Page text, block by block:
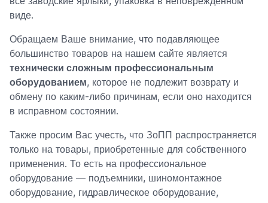
виде.
Обращаем Ваше внимание, что подавляющее
большинство товаров на нашем сайте является
технически сложным профессиональным
оборудованием, которое не подлежит возврату и
обмену по каким-либо причинам, если оно находится
в исправном состоянии.
Также просим Вас учесть, что ЗоПП распространяется
только на товары, приобретенные для собственного
применения. То есть на профессиональное
оборудование — подъемники, шиномонтажное
оборудование, гидравлическое оборудование,